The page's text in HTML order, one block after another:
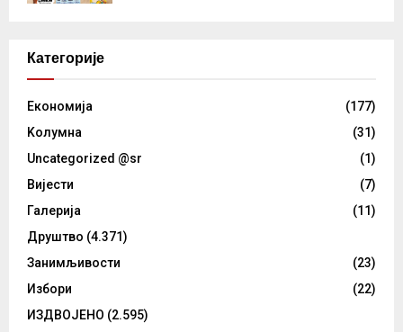
Категорије
Eкономија
(177)
Kолумнa
(31)
Uncategorized @sr
(1)
Вијести
(7)
Галерија
(11)
Друштво (4.371)
Занимљивости
(23)
Избори
(22)
ИЗДВОЈЕНО (2.595)